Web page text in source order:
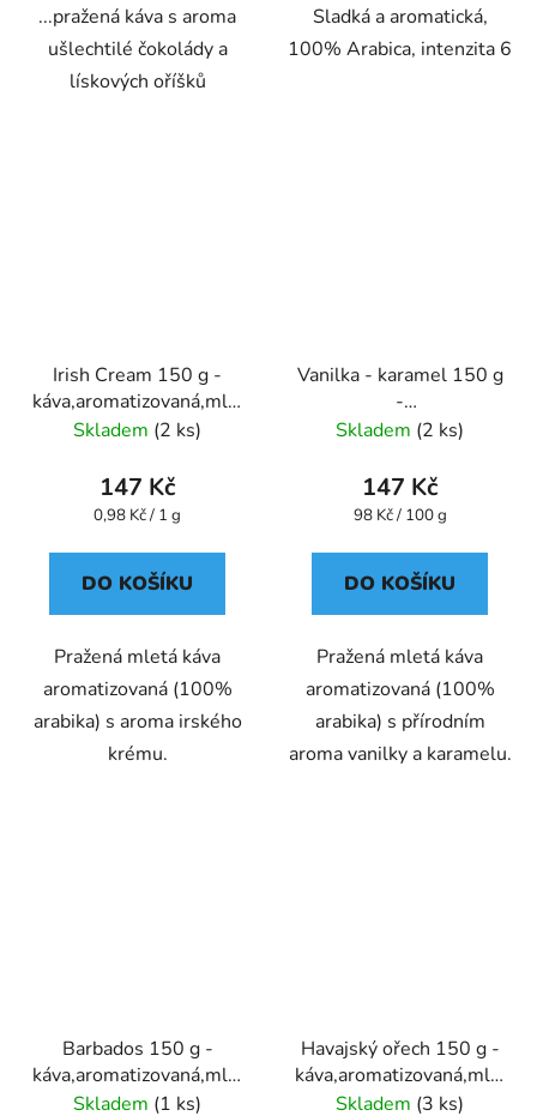
...pražená káva s aroma
ušlechtilé čokolády a
lískových oříšků
Sladká a aromatická,
100% Arabica, intenzita 6
Irish Cream 150 g -
káva,aromatizovaná,mletá
- Oxalis
Skladem (2 ks)
147 Kč
Měrná
0,98 Kč / 1 g
DO KOŠÍKU
Pražená mletá káva
aromatizovaná (100%
arabika) s aroma irského
krému.
Vanilka - karamel 150 g
-
káva,aromatizovaná,mletá
Skladem (2 ks)
147 Kč
Měrná
98 Kč / 100 g
DO KOŠÍKU
Pražená mletá káva
aromatizovaná (100%
arabika) s přírodním
aroma vanilky a karamelu.
Barbados 150 g -
káva,aromatizovaná,mletá
- Oxalis
Skladem (1 ks)
Havajský ořech 150 g -
káva,aromatizovaná,mletá
- Oxalis
Skladem (3 ks)